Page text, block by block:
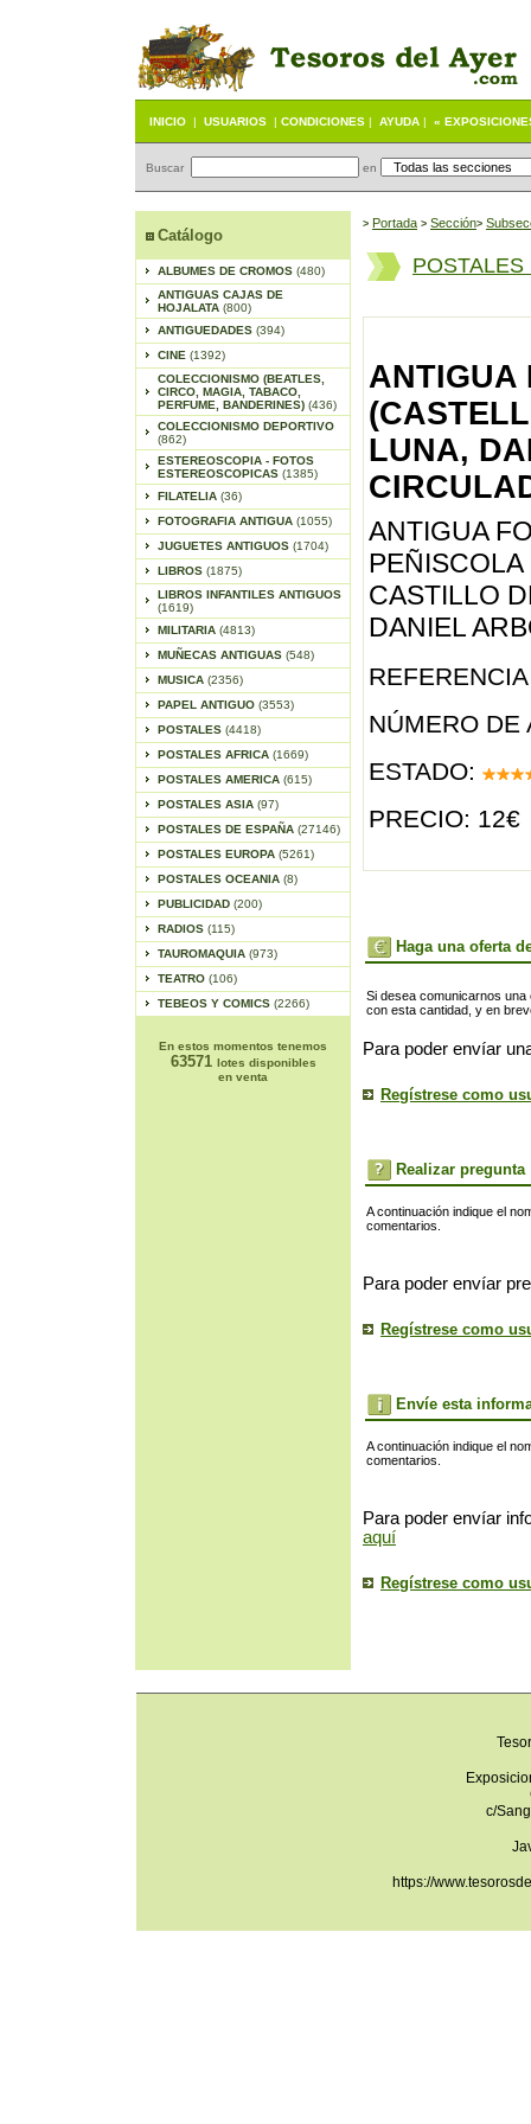
INICIO | USUARIOS | CONDICIONES | AYUDA | «
Buscar en
Catálogo
ALBUMES DE CROMOS (480)
ANTIGUAS CAJAS DE
HOJALATA (800)
ANTIGUEDADES (394)
CINE (1392)
COLECCIONISMO (BEATLES,
CIRCO, MAGIA, TABACO,
PERFUME, BANDERINES) (436)
COLECCIONISMO DEPORTIVO
(862)
ESTEREOSCOPIA - FOTOS
ESTEREOSCOPICAS (1385)
FILATELIA (36)
FOTOGRAFIA ANTIGUA (1055)
JUGUETES ANTIGUOS (1704)
LIBROS (1875)
LIBROS INFANTILES ANTIGUOS
(1619)
MILITARIA (4813)
MUÑECAS ANTIGUAS (548)
MUSICA (2356)
PAPEL ANTIGUO (3553)
POSTALES (4418)
POSTALES AFRICA (1669)
POSTALES AMERICA (615)
POSTALES ASIA (97)
POSTALES DE ESPAÑA (27146)
POSTALES EUROPA (5261)
POSTALES OCEANIA (8)
PUBLICIDAD (200)
RADIOS (115)
TAUROMAQUIA (973)
TEATRO (106)
TEBEOS Y COMICS (2266)
En estos momentos tenemos
63571 lotes disponibles
en venta
> Portada > Sección>
POSTALES
ANTIGUA
LUNA,
ANTIGUA
CASTILLO
DANIEL
NÚMERO DE
ESTADO:
PRECIO: 12€
Haga una oferta
Si desea comunicarnos
con esta cantidad, y en
Para poder envíar
Regístrese como
Realizar pregunta
A continuación indique el
comentarios.
Para poder envíar
Regístrese como
Envíe esta
A continuación indique el
comentarios.
Para poder envíar
aquí
Regístrese como
c/
https://